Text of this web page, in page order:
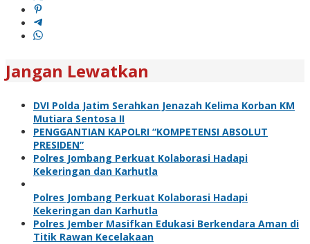
Jangan Lewatkan
DVI Polda Jatim Serahkan Jenazah Kelima Korban KM
Mutiara Sentosa II
PENGGANTIAN KAPOLRI “KOMPETENSI ABSOLUT
PRESIDEN”
Polres Jombang Perkuat Kolaborasi Hadapi
Kekeringan dan Karhutla
Polres Jombang Perkuat Kolaborasi Hadapi
Kekeringan dan Karhutla
Polres Jember Masifkan Edukasi Berkendara Aman di
Titik Rawan Kecelakaan